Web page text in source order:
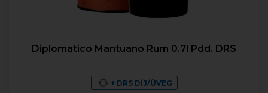
Diplomatico Mantuano Rum 0.7l Pdd. DRS
+ DRS DÍJ/ÜVEG